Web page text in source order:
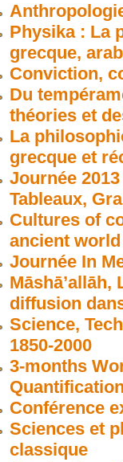
Physika : La
grecque,
Conviction,
Du
théories et
La
grecque et
Journée
Tableaux,
Cultures of
ancient world
Journée In
diffusion
Science,
1850-2000
3-months
Conférence
Sciences et
classique